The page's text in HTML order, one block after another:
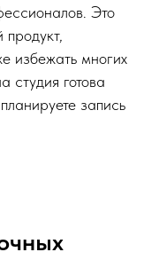
Это
продукт,
избежать многих
готова
запись